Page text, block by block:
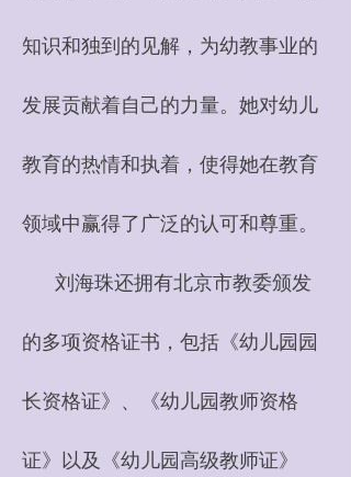
知识和独到的见解，为幼教事业的
发展贡献着自己的力量。她对幼儿
教育的热情和执着，使得她在教育
领域中赢得了广泛的认可和尊重。
刘海珠还拥有北京市教委颁发
的多项资格证书，包括《幼儿园园
长资格证》、《幼儿园教师资格
证》以及《幼儿园高级教师证》